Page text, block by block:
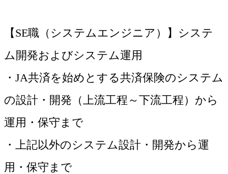
【SE職（システムエンジニア）】システ
ム開発およびシステム運用
・JA共済を始めとする共済保険のシステム
の設計・開発（上流工程～下流工程）から
運用・保守まで
・上記以外のシステム設計・開発から運
用・保守まで